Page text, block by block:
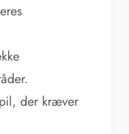
der kræver